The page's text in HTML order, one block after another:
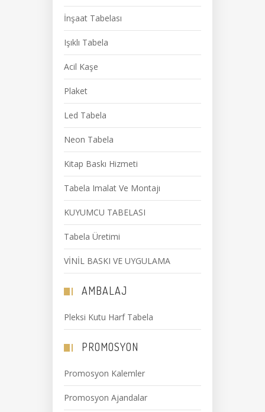
İnşaat Tabelası
Işıklı Tabela
Acil Kaşe
Plaket
Led Tabela
Neon Tabela
Kitap Baskı Hizmeti
Tabela Imalat Ve Montajı
KUYUMCU TABELASI
Tabela Üretimi
VİNİL BASKI VE UYGULAMA
AMBALAJ
Pleksi Kutu Harf Tabela
PROMOSYON
Promosyon Kalemler
Promosyon Ajandalar